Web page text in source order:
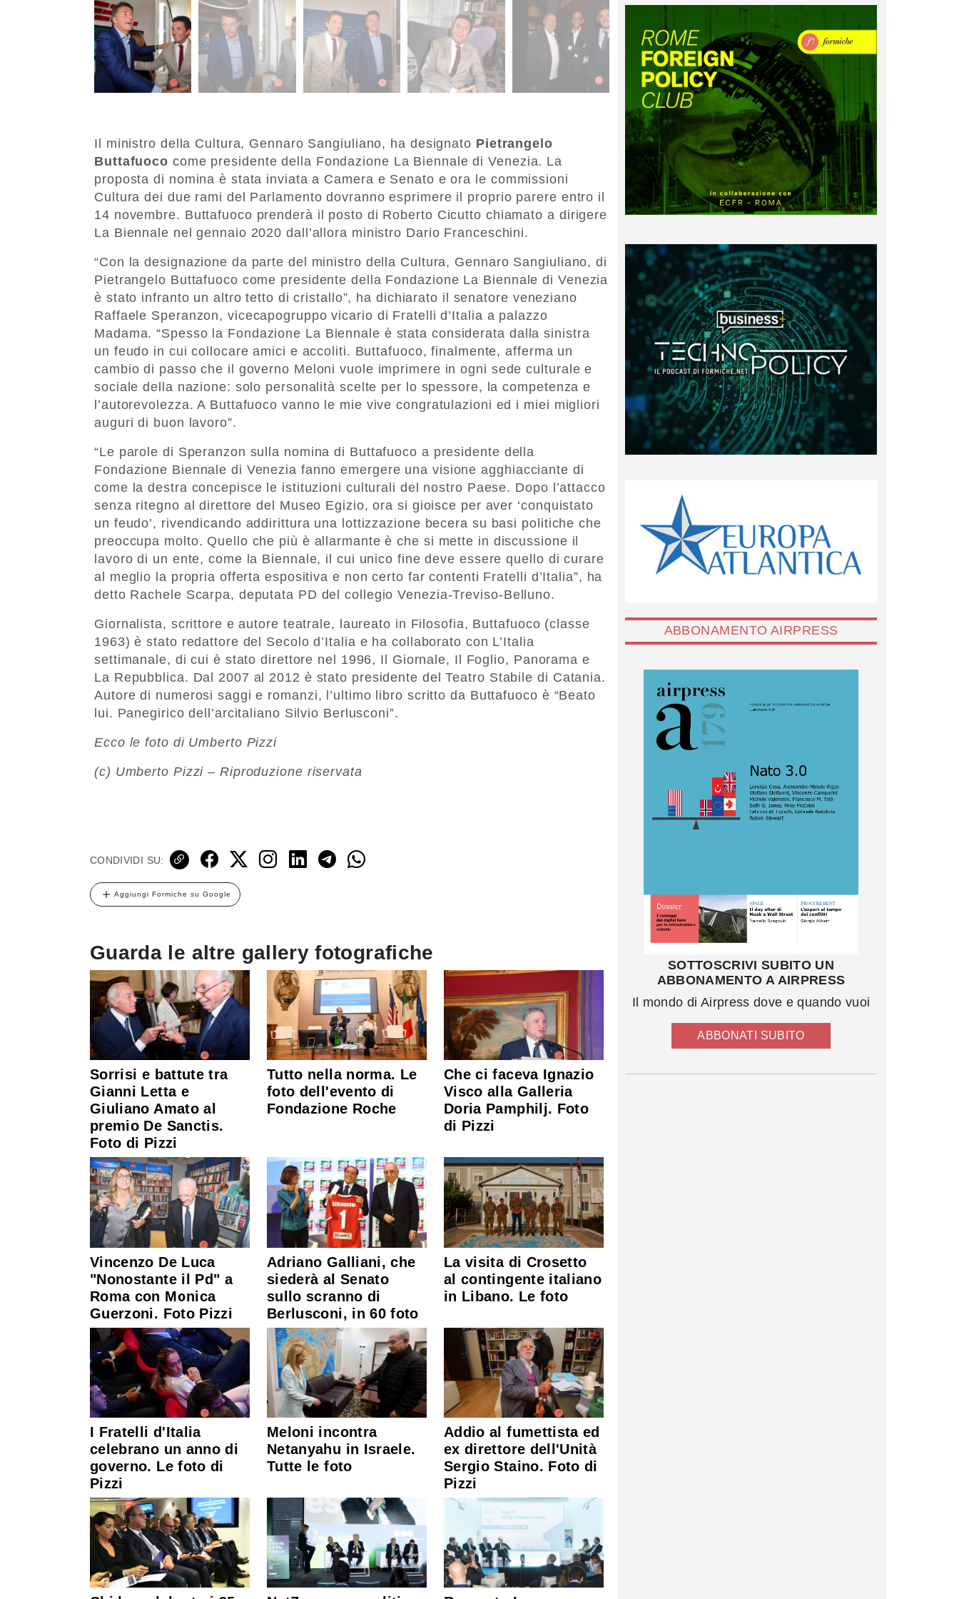
Il ministro della Cultura, Gennaro Sangiuliano, ha designato Pietrangelo
Buttafuoco come presidente della Fondazione La Biennale di Venezia. La
proposta di nomina è stata inviata a Camera e Senato e ora le commissioni
Cultura dei due rami del Parlamento dovranno esprimere il proprio parere entro il
14 novembre. Buttafuoco prenderà il posto di Roberto Cicutto chiamato a dirigere
La Biennale nel gennaio 2020 dall’allora ministro Dario Franceschini.
“Con la designazione da parte del ministro della Cultura, Gennaro Sangiuliano, di
Pietrangelo Buttafuoco come presidente della Fondazione La Biennale di Venezia
è stato infranto un altro tetto di cristallo”, ha dichiarato il senatore veneziano
Raffaele Speranzon, vicecapogruppo vicario di Fratelli d’Italia a palazzo
Madama. “Spesso la Fondazione La Biennale è stata considerata dalla sinistra
un feudo in cui collocare amici e accoliti. Buttafuoco, finalmente, afferma un
cambio di passo che il governo Meloni vuole imprimere in ogni sede culturale e
sociale della nazione: solo personalità scelte per lo spessore, la competenza e
l’autorevolezza. A Buttafuoco vanno le mie vive congratulazioni ed i miei migliori
auguri di buon lavoro”.
“Le parole di Speranzon sulla nomina di Buttafuoco a presidente della
Fondazione Biennale di Venezia fanno emergere una visione agghiacciante di
come la destra concepisce le istituzioni culturali del nostro Paese. Dopo l’attacco
senza ritegno al direttore del Museo Egizio, ora si gioisce per aver ‘conquistato
un feudo’, rivendicando addirittura una lottizzazione becera su basi politiche che
preoccupa molto. Quello che più è allarmante è che si mette in discussione il
lavoro di un ente, come la Biennale, il cui unico fine deve essere quello di curare
al meglio la propria offerta espositiva e non certo far contenti Fratelli d’Italia”, ha
detto Rachele Scarpa, deputata PD del collegio Venezia-Treviso-Belluno.
Giornalista, scrittore e autore teatrale, laureato in Filosofia, Buttafuoco (classe
1963) è stato redattore del Secolo d’Italia e ha collaborato con L’Italia
settimanale, di cui è stato direttore nel 1996, Il Giornale, Il Foglio, Panorama e
La Repubblica. Dal 2007 al 2012 è stato presidente del Teatro Stabile di Catania.
Autore di numerosi saggi e romanzi, l’ultimo libro scritto da Buttafuoco è “Beato
lui. Panegirico dell’arcitaliano Silvio Berlusconi”.
Ecco le foto di Umberto Pizzi
(c) Umberto Pizzi – Riproduzione riservata
CONDIVIDI SU:
Aggiungi Formiche su Google
Guarda le altre gallery fotografiche
Sorrisi e battute tra
Gianni Letta e
Giuliano Amato al
premio De Sanctis.
Foto di Pizzi
Tutto nella norma. Le
foto dell'evento di
Fondazione Roche
Che ci faceva Ignazio
Visco alla Galleria
Doria Pamphilj. Foto
di Pizzi
Vincenzo De Luca
"Nonostante il Pd" a
Roma con Monica
Guerzoni. Foto Pizzi
Adriano Galliani, che
siederà al Senato
sullo scranno di
Berlusconi, in 60 foto
La visita di Crosetto
al contingente italiano
in Libano. Le foto
I Fratelli d'Italia
celebrano un anno di
governo. Le foto di
Pizzi
Meloni incontra
Netanyahu in Israele.
Tutte le foto
Addio al fumettista ed
ex direttore dell'Unità
Sergio Staino. Foto di
Pizzi
ABBONAMENTO AIRPRESS
SOTTOSCRIVI SUBITO UN
ABBONAMENTO A AIRPRESS
Il mondo di Airpress dove e quando vuoi
ABBONATI SUBITO